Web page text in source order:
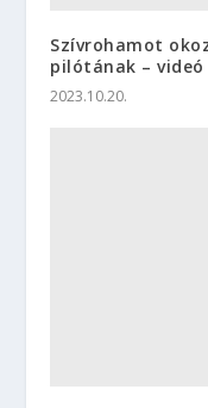
Szívrohamot
pilótának – videó
2023.10.20.